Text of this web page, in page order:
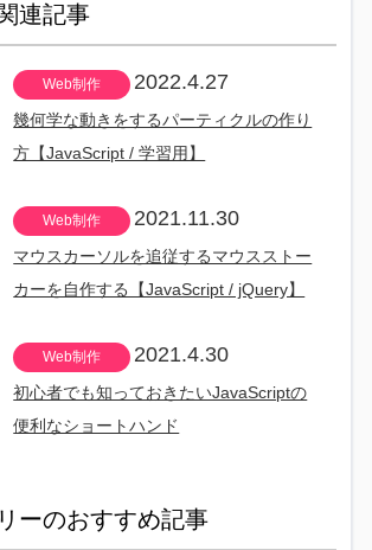
連記事
Web制作 2022.4.27
幾何学な動きをするパーティクルの作り
方【JavaScript / 学習用】
Web制作 2021.11.30
マウスカーソルを追従するマウスストー
カーを自作する【JavaScript / jQuery】
Web制作 2021.4.30
初心者でも知っておきたいJavaScriptの
便利なショートハンド
ーのおすすめ記事